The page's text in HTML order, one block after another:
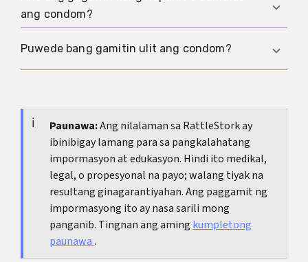
Maaaring dahil ito sa friction, pagkatuyo, o
additives, pero hindi ibig sabihin ay ligtas na
tingnan din ang artikulongcondom na walang
latex.
ang condom?
Itigil agad, palitan ang condom, at alamin kung
kung hindi pa maaalis ang posibilidad ng
pagbubuntis, tingnan din ang
emergency
contraception.
Puwede bang gamitin ulit ang condom?
condom at dapat itapon pagkatapos.
Paunawa:Ang nilalaman sa RattleStork ay
ibinibigay lamang para sa pangkalahatang
impormasyon at edukasyon. Hindi ito medikal,
legal, o propesyonal na payo; walang tiyak na
resultang ginagarantiyahan. Ang paggamit ng
impormasyong ito ay nasa sarili mong
panganib. Tingnan ang amingkumpletong
paunawa.